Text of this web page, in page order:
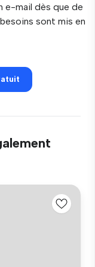
e-mail dès que de
sont mis en